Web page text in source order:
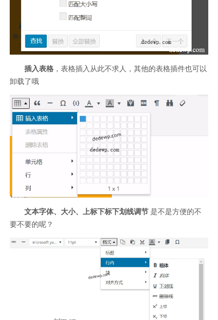
插入表格 ，表格插入从此不求人，其他的表格插件也可以
卸载了哦
文本字体、大小、上标下标下划线调节 是不是方便的不
要不要的呢？